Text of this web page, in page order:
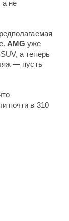
а не
AMG уже
а теперь
— пусть
почти в 310